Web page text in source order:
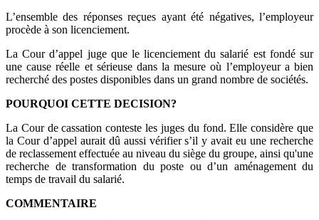
L’ensemble des réponses reçues ayant été négatives, l’employeur
procède à son licenciement.
La Cour d’appel juge que le licenciement du salarié est fondé sur
une cause réelle et sérieuse dans la mesure où l’employeur a bien
recherché des postes disponibles dans un grand nombre de sociétés.
POURQUOI CETTE DECISION?
La Cour de cassation conteste les juges du fond. Elle considère que
la Cour d’appel aurait dû aussi vérifier s’il y avait eu une recherche
de reclassement effectuée au niveau du siège du groupe, ainsi qu'une
recherche de transformation du poste ou d’un aménagement du
temps de travail du salarié.
COMMENTAIRE